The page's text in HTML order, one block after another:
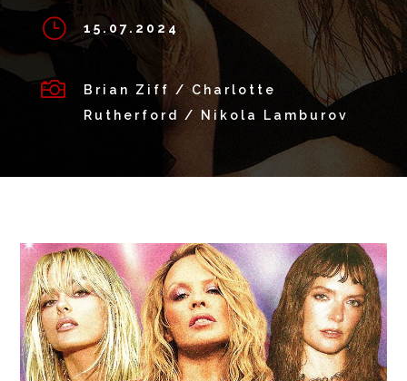
} 15.07.2024

Brian Ziff / Charlotte
Rutherford / Nikola Lamburov